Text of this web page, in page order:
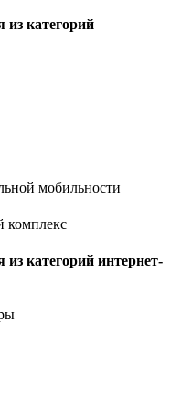
из категорий
мобильности
комплекс
категорий интернет-